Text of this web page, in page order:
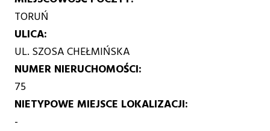
TORUŃ
ULICA
UL. SZOSA CHEŁMIŃSKA
NUMER NIERUCHOMOŚCI
75
NIETYPOWE MIEJSCE LOKALIZACJI
-